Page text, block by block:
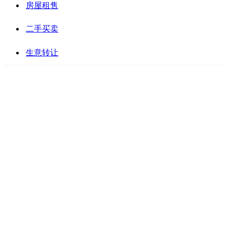
房屋租售
二手买卖
生意转让